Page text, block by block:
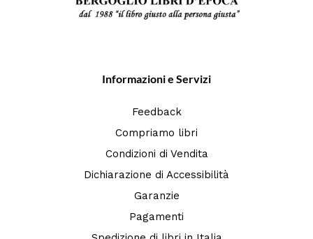
Informazioni e Servizi
Feedback
Compriamo libri
Condizioni di Vendita
Dichiarazione di Accessibilità
Garanzie
Pagamenti